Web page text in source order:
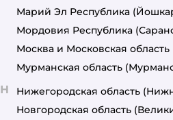
Марий Эл Республика
Мордовия Республика
Москва и Московская область
Мурманская область
Н Нижегородская область
Новгородская область